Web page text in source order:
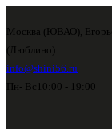
Москва (ЮВАО),
(Люблино)
info@shini56.ru
Пн- Вс 10:00 - 19:00